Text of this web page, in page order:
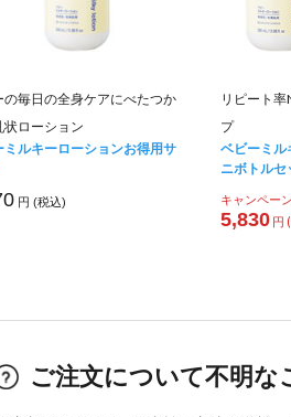
の毎日の全身ケアにべたつか
状ローション
ミルキーローションお得用サ
円 (税込)
リピート
プ
ベビーミル
ニボトルセ
キャンペー
5,830 円
ご注文について不明な